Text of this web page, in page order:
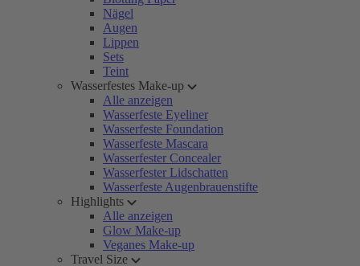
Nägel
Augen
Lippen
Sets
Teint
Wasserfestes Make-up
Alle anzeigen
Wasserfeste Eyeliner
Wasserfeste Foundation
Wasserfeste Mascara
Wasserfester Concealer
Wasserfester Lidschatten
Wasserfeste Augenbrauenstifte
Highlights
Alle anzeigen
Glow Make-up
Veganes Make-up
Travel Size